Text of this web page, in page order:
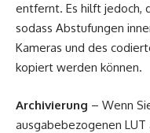
entfernt. Es hilft jedoch,
sodass Abstufungen
Kameras und des
kopiert werden können.
Archivierung – Wenn
ausgabebezogenen